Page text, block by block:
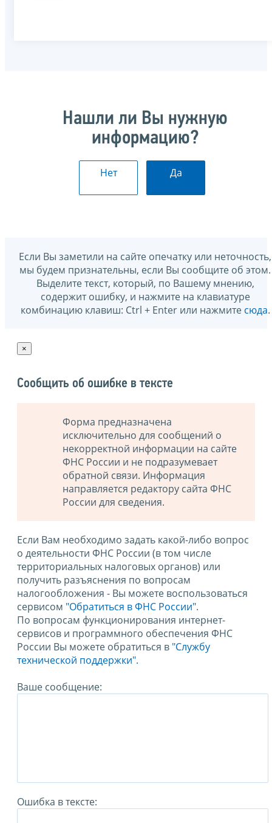
Нашли ли Вы нужную
информацию?
Нет Да
Если Вы заметили на сайте опечатку или неточность,
мы будем признательны, если Вы сообщите об этом.
Выделите текст, который, по Вашему мнению,
содержит ошибку, и нажмите на клавиатуре
комбинацию клавиш: Ctrl + Enter или нажмите сюда.
×
Сообщить об ошибке в тексте
Форма предназначена
исключительно для сообщений о
некорректной информации на сайте
ФНС России и не подразумевает
обратной связи. Информация
направляется редактору сайта ФНС
России для сведения.
Если Вам необходимо задать какой-либо вопрос
о деятельности ФНС России (в том числе
территориальных налоговых органов) или
получить разъяснения по вопросам
налогообложения - Вы можете воспользоваться
сервисом "Обратиться в ФНС России".
По вопросам функционирования интернет-
сервисов и программного обеспечения ФНС
России Вы можете обратиться в "Службу
технической поддержки".
Ваше сообщение:
Ошибка в тексте: